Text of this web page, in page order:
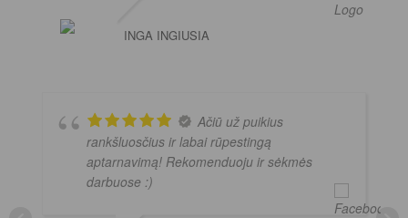
INGA INGIUSIA
Ačiū už puikius
rankšluosčius ir labai rūpestingą
aptarnavimą! Rekomenduoju ir sėkmės
darbuose :)